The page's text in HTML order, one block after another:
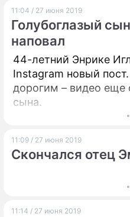
проекта "Единой
дороги" Владимир
11:04 / 27 июня 2019
Голубоглазый
наповал
44-летний Энрике
Instagram новый
дорогим – видео еще
сына.
11:09 / 27 июня 2019
Скончался отец
11:14 / 27 июня 2019